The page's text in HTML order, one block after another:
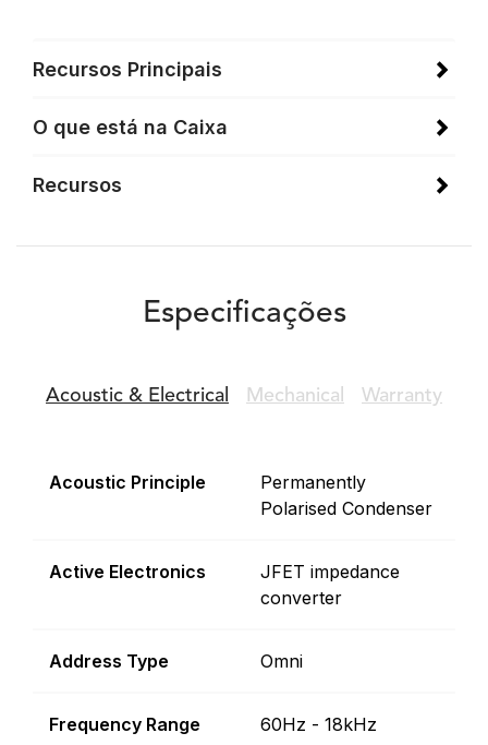
Recursos Principais
O que está na Caixa
Recursos
Especificações
Acoustic & Electrical Mechanical Warranty
Acoustic Principle
Permanently
Polarised Condenser
Active Electronics
JFET impedance
converter
Address Type Omni
Frequency Range 60Hz - 18kHz